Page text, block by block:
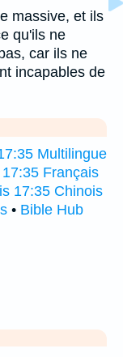
massive, et ils
qu'ils ne
car ils ne
incapables de
Multilingue
Français
17:35 Chinois
• Bible Hub